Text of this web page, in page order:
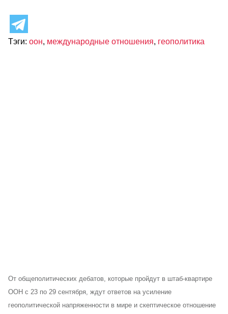
Тэги: оон, международные отношения, геополитика
От общеполитических дебатов, которые пройдут в штаб-квартире
ООН с 23 по 29 сентября, ждут ответов на усиление
геополитической напряженности в мире и скептическое отношение